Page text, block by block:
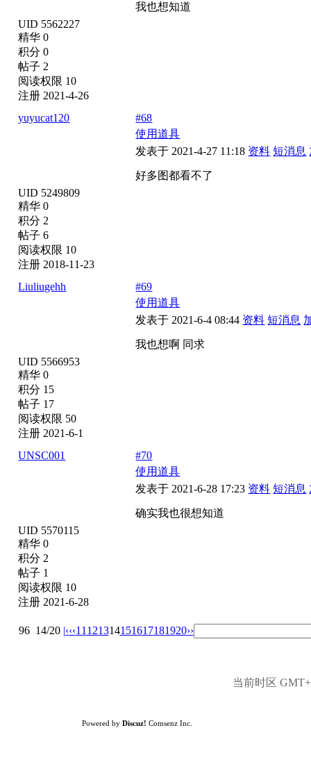
UID 5562227
精华 0
积分 0
帖子 2
阅读权限 10
注册 2021-4-26
我也想知道
yuyucat120
UID 5249809
精华 0
积分 2
帖子 6
阅读权限 10
注册 2018-11-23
#68
使用道具
发表于 2021-4-27 11:18 资料 短消息
好多图都看不了
Liuliugehh
UID 5566953
精华 0
积分 15
帖子 17
阅读权限 50
注册 2021-6-1
#69
使用道具
发表于 2021-6-4 08:44 资料 短消息
我也想啊 同求
UNSC001
UID 5570115
精华 0
积分 2
帖子 1
阅读权限 10
注册 2021-6-28
#70
使用道具
发表于 2021-6-28 17:23 资料 短消息
确实我也很想知道
96 14/20 |‹‹‹11 121314151617181920››
当前时区
Powered by Discuz! Comsenz Inc.